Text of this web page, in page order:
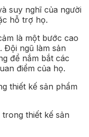
suy nghĩ của người
hỗ trợ họ.
là một bước cao
Đội ngũ làm sản
để nắm bắt các
điểm của họ.
thiết kế sản phẩm
thiết kế sản